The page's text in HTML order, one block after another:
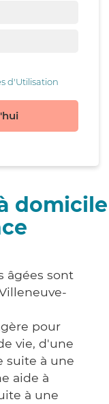
d'Utilisation
domicile
âgées sont
pour
vie, d'une
suite à une
aide à
à une